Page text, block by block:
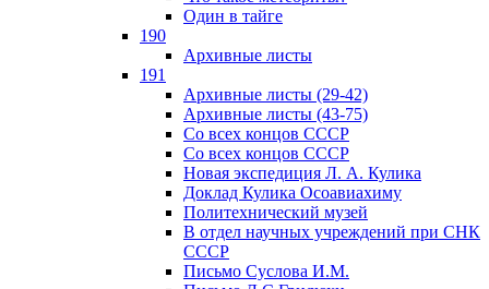
Один в тайге
190
Архивные листы
191
Архивные листы (29-42)
Архивные листы (43-75)
Со всех концов СССР
Со всех концов СССР
Новая экспедиция Л. А. Кулика
Доклад Кулика Осоавиахиму
Политехнический музей
В отдел научных учреждений при СНК
СССР
Письмо Суслова И.М.